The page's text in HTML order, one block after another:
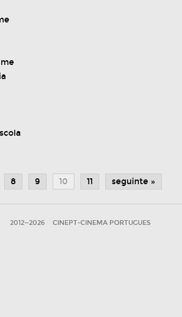
8 9 10 11 seguinte »
2012—2026 CINEPT-CINEMA PORTUGUES